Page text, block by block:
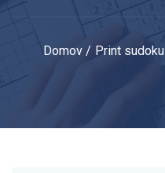
Domov Print sudoku